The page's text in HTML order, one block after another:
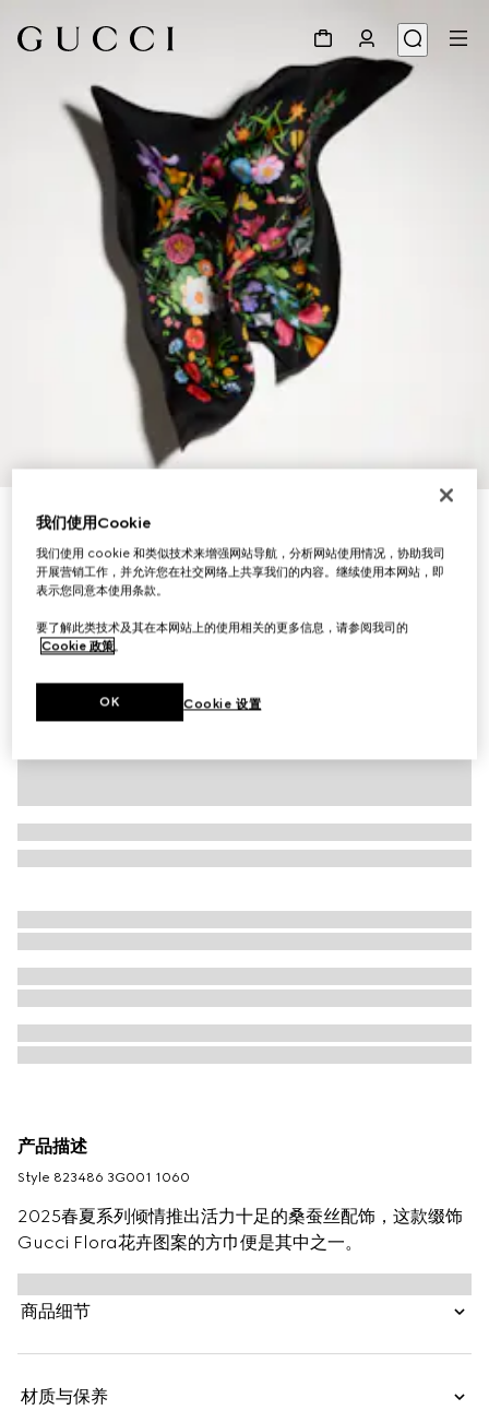
花卉印花桑蚕丝斜纹方巾
£450
相关款式黑色和多色
产品描述
Style ‎823486 3G001 1060
2025春夏系列倾情推出活力十足的桑蚕丝配饰，这款缀饰
Gucci Flora花卉图案的方巾便是其中之一。
商品细节
材质与保养
我们使用Cookie
我们使用 cookie 和类似技术来增强网站导航，分析网站使用情况，协助我司
开展营销工作，并允许您在社交网络上共享我们的内容。继续使用本网站，即
表示您同意本使用条款。
要了解此类技术及其在本网站上的使用相关的更多信息，请参阅我司的
Cookie 政策。
Cookie 设置
OK